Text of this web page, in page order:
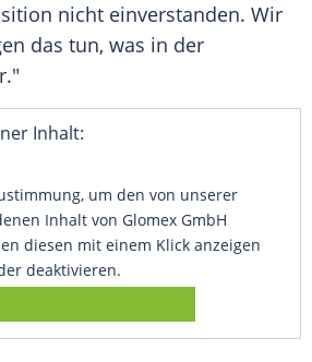
nicht einverstanden. Wir
das tun, was in der
Inhalt:
um den von unserer
Inhalt von Glomex GmbH
diesen mit einem Klick anzeigen
deaktivieren.